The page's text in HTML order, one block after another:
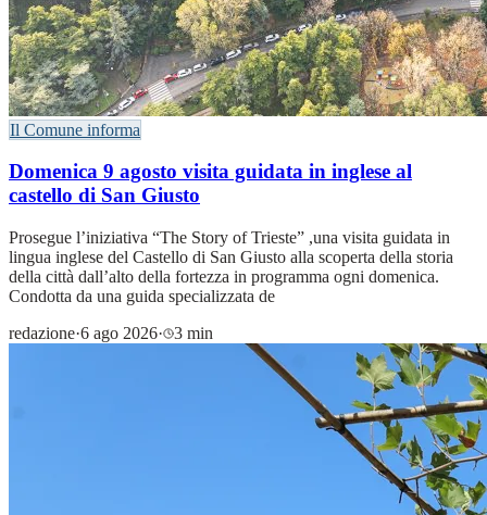
Il Comune informa
Domenica 9 agosto visita guidata in inglese al
castello di San Giusto
Prosegue l’iniziativa “The Story of Trieste” ,una visita guidata in
lingua inglese del Castello di San Giusto alla scoperta della storia
della città dall’alto della fortezza in programma ogni domenica.
Condotta da una guida specializzata de
redazione·6 ago 2026· 3 min